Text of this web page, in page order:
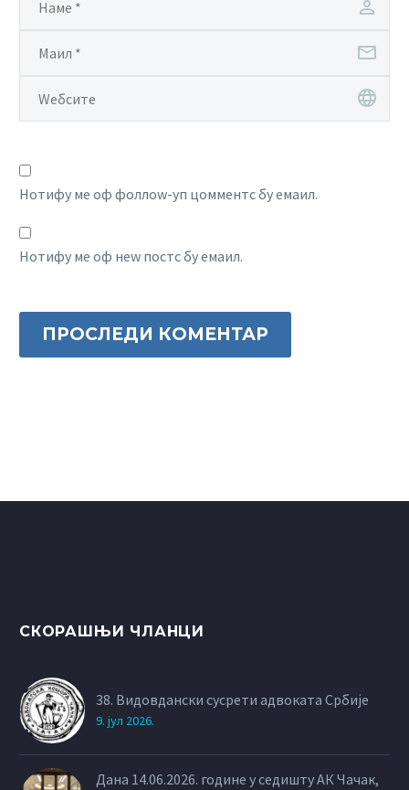
Нотифy ме оф фоллоw-уп цомментс бy емаил.
Нотифy ме оф неw постс бy емаил.
ПРОСЛЕДИ КОМЕНТАР
СКОРАШЊИ ЧЛАНЦИ
38. Видовдански сусрети адвоката Србије
9. јул 2026.
Дана 14.06.2026. године у седишту АК Чачак,